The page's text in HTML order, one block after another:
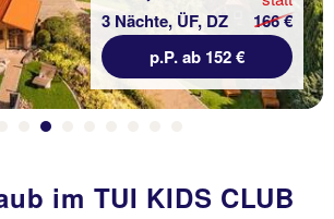
im TUI KIDS CLUB